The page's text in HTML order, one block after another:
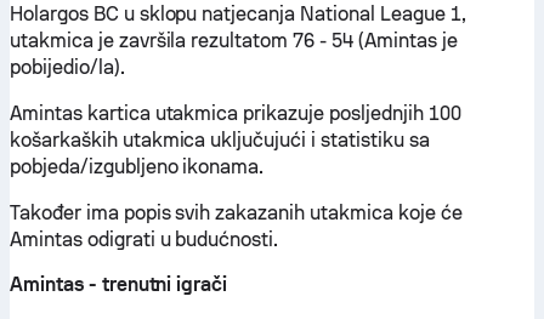
Holargos BC u sklopu natjecanja National League 1,
utakmica je završila rezultatom 76 - 54 (Amintas je
pobijedio/la).
Amintas kartica utakmica prikazuje posljednjih 100
košarkaških utakmica uključujući i statistiku sa
pobjeda/izgubljeno ikonama.
Također ima popis svih zakazanih utakmica koje će
Amintas odigrati u budućnosti.
Amintas - trenutni igrači